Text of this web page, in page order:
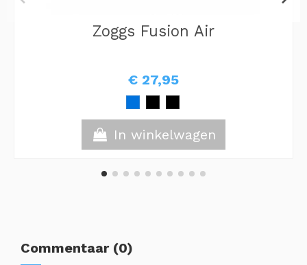
Zoggs Fusion Air
€ 27,95
In winkelwagen
Commentaar (0)